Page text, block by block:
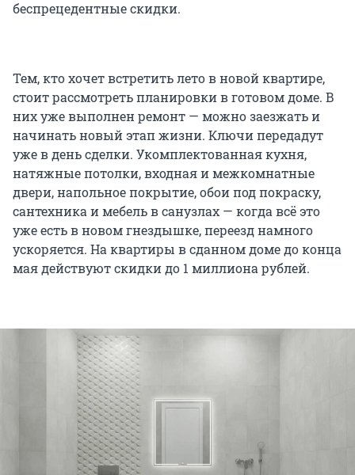
беспрецедентные скидки.
Тем, кто хочет встретить лето в новой квартире,
стоит рассмотреть планировки в готовом доме. В
них уже выполнен ремонт — можно заезжать и
начинать новый этап жизни. Ключи передадут
уже в день сделки. Укомплектованная кухня,
натяжные потолки, входная и межкомнатные
двери, напольное покрытие, обои под покраску,
сантехника и мебель в санузлах — когда всё это
уже есть в новом гнездышке, переезд намного
ускоряется. На квартиры в сданном доме до конца
мая действуют скидки до 1 миллиона рублей.